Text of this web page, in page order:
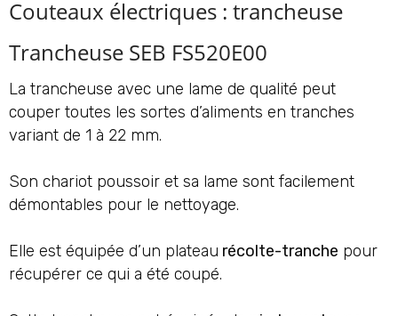
Couteaux électriques : trancheuse
Trancheuse SEB FS520E00
La trancheuse avec une lame de qualité peut
couper toutes les sortes d’aliments en tranches
variant de 1 à 22 mm.
Son chariot poussoir et sa lame sont facilement
démontables pour le nettoyage.
Elle est équipée d’un plateau récolte-tranche pour
récupérer ce qui a été coupé.